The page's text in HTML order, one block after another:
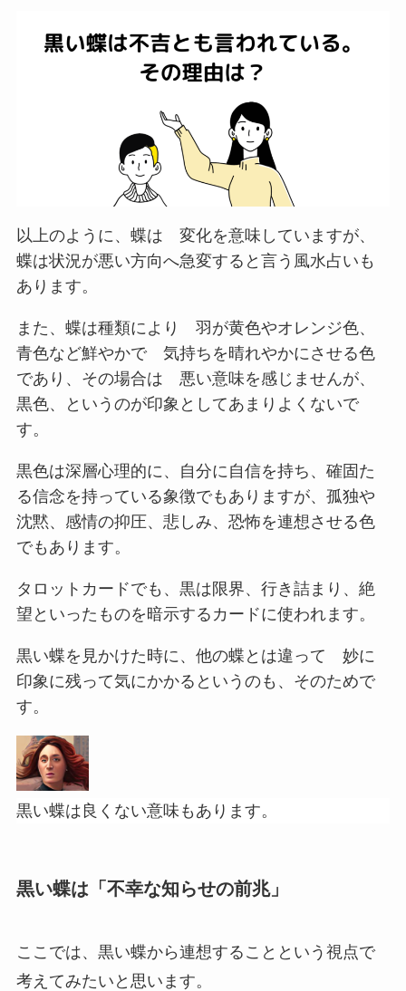
以上のように、蝶は 変化を意味していますが、
蝶は状況が悪い方向へ急変すると言う風水占いも
あります。
また、蝶は種類により 羽が黄色やオレンジ色、
青色など鮮やかで 気持ちを晴れやかにさせる色
であり、その場合は 悪い意味を感じませんが、
黒色、というのが印象としてあまりよくないで
す。
黒色は深層心理的に、自分に自信を持ち、確固た
る信念を持っている象徴でもありますが、孤独や
沈黙、感情の抑圧、悲しみ、恐怖を連想させる色
でもあります。
タロットカードでも、黒は限界、行き詰まり、絶
望といったものを暗示するカードに使われます。
黒い蝶を見かけた時に、他の蝶とは違って 妙に
印象に残って気にかかるというのも、そのためで
す。
黒い蝶は良くない意味もあります。
黒い蝶は「不幸な知らせの前兆」
ここでは、黒い蝶から連想することという視点で
考えてみたいと思います。